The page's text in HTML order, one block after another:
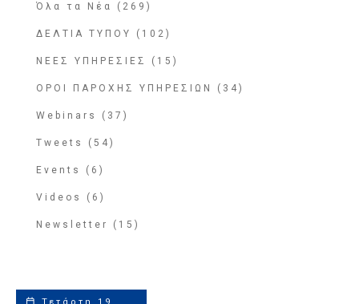
Όλα τα Νέα (269)
ΔΕΛΤΙΑ ΤΥΠΟΥ (102)
ΝΕΕΣ ΥΠΗΡΕΣΙΕΣ (15)
ΟΡΟΙ ΠΑΡΟΧΗΣ ΥΠΗΡΕΣΙΩΝ (34)
Webinars (37)
Tweets (54)
Events (6)
Videos (6)
Newsletter (15)